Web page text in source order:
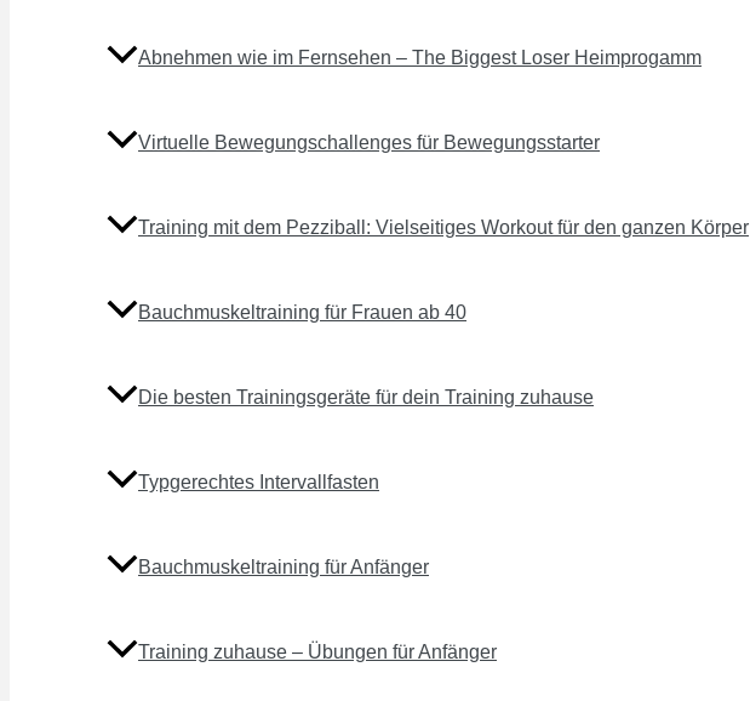
Abnehmen wie im Fernsehen – The Biggest Loser Heimprogamm
Virtuelle Bewegungschallenges für Bewegungsstarter
Training mit dem Pezziball: Vielseitiges Workout für den ganzen Körper
Bauchmuskeltraining für Frauen ab 40
Die besten Trainingsgeräte für dein Training zuhause
Typgerechtes Intervallfasten
Bauchmuskeltraining für Anfänger
Training zuhause – Übungen für Anfänger